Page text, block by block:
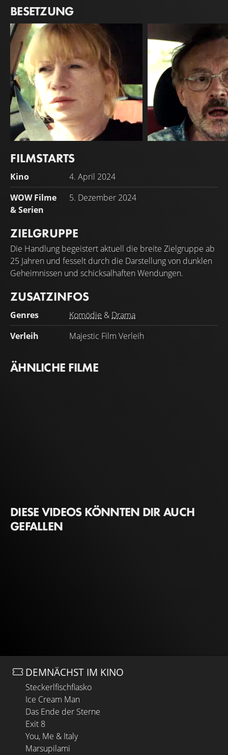
BESETZUNG
Birgit Minichmayr
Andrea
FILMSTARTS
Kino
4. April 2024
WOW Filme
& Serien
5. Dezember 2024
ZIELGRUPPE
Die Handlung begeistert aktuell die breite Zielgruppe ab
25 Jahren und fesselt durch die Darstellung von dunklen
Geheimnissen und schicksalhaften Wendungen.
ZUSATZINFOS
Genres Komödie & Drama
Verleih
Majestic Film Verleih
ÄHNLICHE FILME
DIESE VIDEOS KÖNNTEN DIR AUCH
GEFALLEN
DEMNÄCHST IM KINO
Steckerlfischfiasko
Ice Cream Man
Das Ende der Sterne
Exit 8
You, Me & Italy
Marsupilami